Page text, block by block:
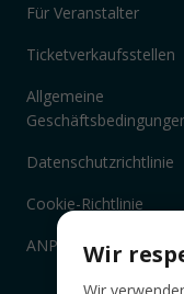
Für Veranstalter
Ticketverkaufsstellen
Allgemeine
Datenschutzrichtlinie
Cookie-Richtlinie
ANPC
Wir